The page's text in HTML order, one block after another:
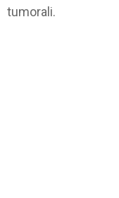
tumorali.